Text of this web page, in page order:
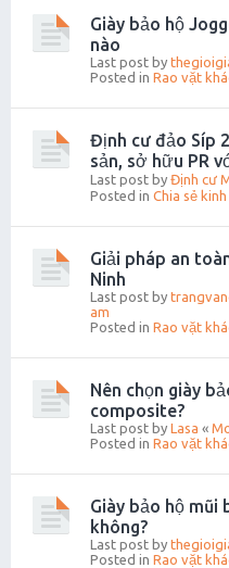
Giày bảo hộ
nào
Last post by
Posted in Rao vặt
Định cư đảo Síp
sản, sở hữu PR
Last post by Định cư
Posted in Chia sẻ
Giải pháp an
Ninh
Last post by
am
Posted in Rao vặt
Nên chọn giày
composite?
Last post by Lasa «
Posted in Rao vặt
Giày bảo hộ mũi
không?
Last post by
Posted in Rao vặt